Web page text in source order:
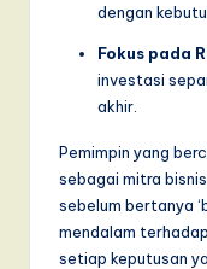
dengan
Fokus pada
investasi
akhir.
Pemimpin yang
sebagai mitra
sebelum bertanya
mendalam
setiap keputusan